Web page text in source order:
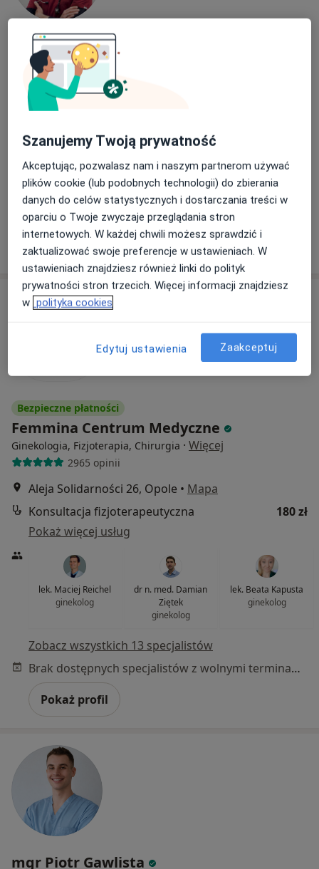
lek. Jacek Kochanowski
Internista
219 opinii
Adres
Częstochowska 54, Opole
Medin Klinika
Konsultacja internistyczna
220 zł
Poproś o wizytę
Bezpieczne płatności
Femmina Centrum Medyczne
Ginekologia, Fizjoterapia, Chirurgia · Więcej
2965 opinii
Aleja Solidarności 26, Opole • Mapa
Konsultacja fizjoterapeutyczna
180 zł
Pokaż więcej usług
lek. Maciej Reichel
ginekolog
dr n. med. Damian
Ziętek
ginekolog
lek. Beata Kapusta
ginekolog
Zobacz wszystkich 13 specjalistów
Brak dostępnych specjalistów z wolnymi terminami w tym centrum medycznym.
Pokaż profil
mgr Piotr Gawlista
Szanujemy Twoją prywatność
Akceptując, pozwalasz nam i naszym partnerom używać
plików cookie (lub podobnych technologii) do zbierania
danych do celów statystycznych i dostarczania treści w
oparciu o Twoje zwyczaje przeglądania stron
internetowych. W każdej chwili możesz sprawdzić i
zaktualizować swoje preferencje w ustawieniach. W
ustawieniach znajdziesz również linki do polityk
prywatności stron trzecich. Więcej informacji znajdziesz
w polityka cookies
Edytuj ustawienia Zaakceptuj